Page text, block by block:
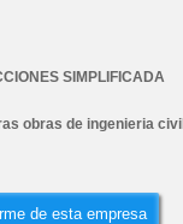
SIMPLIFICADA
obras de ingenieria civil
de esta empresa